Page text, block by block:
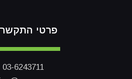
פרטי
03-6243711